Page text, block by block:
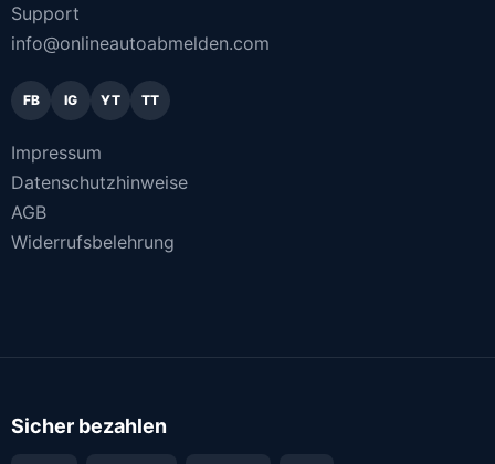
Support
info@onlineautoabmelden.com
FB IG YT TT
Impressum
Datenschutzhinweise
AGB
Widerrufsbelehrung
Sicher bezahlen